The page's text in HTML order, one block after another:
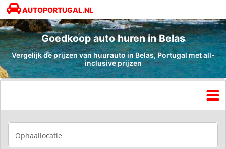
AUTOPORTUGAL.NL
Goedkoop auto huren in Belas
Vergelijk de prijzen van huurauto in Belas, Portugal met all-
inclusive prijzen
Ophaallocatie